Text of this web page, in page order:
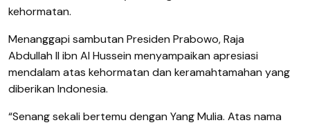
kehormatan.
Menanggapi sambutan Presiden Prabowo, Raja
Abdullah II ibn Al Hussein menyampaikan apresiasi
mendalam atas kehormatan dan keramahtamahan yang
diberikan Indonesia.
“Senang sekali bertemu dengan Yang Mulia. Atas nama